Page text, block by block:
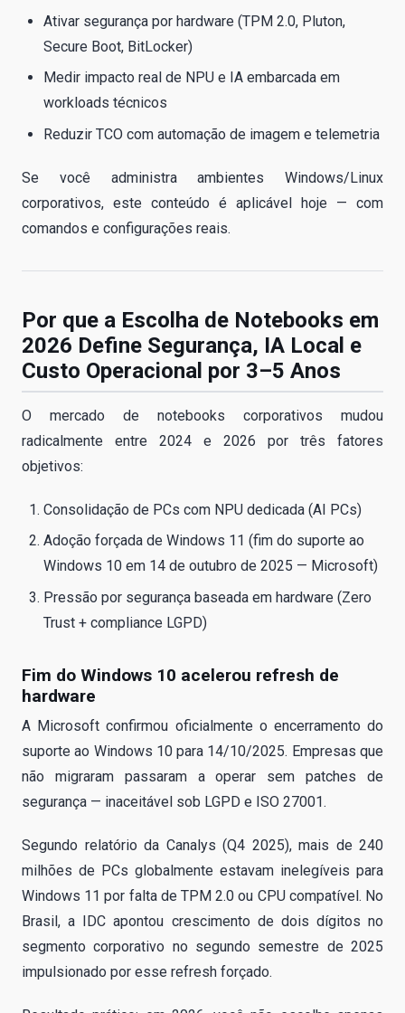
Ativar segurança por hardware (TPM 2.0, Pluton,
Secure Boot, BitLocker)
Medir impacto real de NPU e IA embarcada em
workloads técnicos
Reduzir TCO com automação de imagem e telemetria
Se você administra ambientes Windows/Linux
corporativos, este conteúdo é aplicável hoje — com
comandos e configurações reais.
Por que a Escolha de Notebooks em
2026 Define Segurança, IA Local e
Custo Operacional por 3–5 Anos
O mercado de notebooks corporativos mudou
radicalmente entre 2024 e 2026 por três fatores
objetivos:
Consolidação de PCs com NPU dedicada (AI PCs)
Adoção forçada de Windows 11 (fim do suporte ao
Windows 10 em 14 de outubro de 2025 — Microsoft)
Pressão por segurança baseada em hardware (Zero
Trust + compliance LGPD)
Fim do Windows 10 acelerou refresh de
hardware
A Microsoft confirmou oficialmente o encerramento do
suporte ao Windows 10 para 14/10/2025. Empresas que
não migraram passaram a operar sem patches de
segurança — inaceitável sob LGPD e ISO 27001.
Segundo relatório da Canalys (Q4 2025), mais de 240
milhões de PCs globalmente estavam inelegíveis para
Windows 11 por falta de TPM 2.0 ou CPU compatível. No
Brasil, a IDC apontou crescimento de dois dígitos no
segmento corporativo no segundo semestre de 2025
impulsionado por esse refresh forçado.